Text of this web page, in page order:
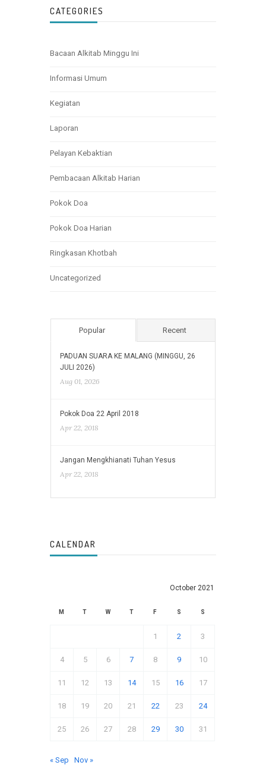
CATEGORIES
Bacaan Alkitab Minggu Ini
Informasi Umum
Kegiatan
Laporan
Pelayan Kebaktian
Pembacaan Alkitab Harian
Pokok Doa
Pokok Doa Harian
Ringkasan Khotbah
Uncategorized
Popular Recent
PADUAN SUARA KE MALANG (MINGGU, 26
JULI 2026)
Aug 01, 2026
Pokok Doa 22 April 2018
Apr 22, 2018
Jangan Mengkhianati Tuhan Yesus
Apr 22, 2018
CALENDAR
October 2021
M T W T F S S
1 2 3
4 5 6 7 8 9 10
11 12 13 14 15 16 17
18 19 20 21 22 23 24
25 26 27 28 29 30 31
« Sep Nov »